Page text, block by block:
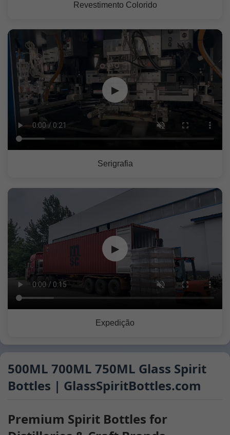
Revestimento Colorido
▶
Serigrafia
▶
Expedição
500ML 700ML 750ML Glass Spirit
Bottles | GlassSpiritBottles.com
Premium Spirit Bottles for